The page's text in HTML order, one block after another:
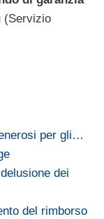
(Servizio
per gli…
dei
del rimborso